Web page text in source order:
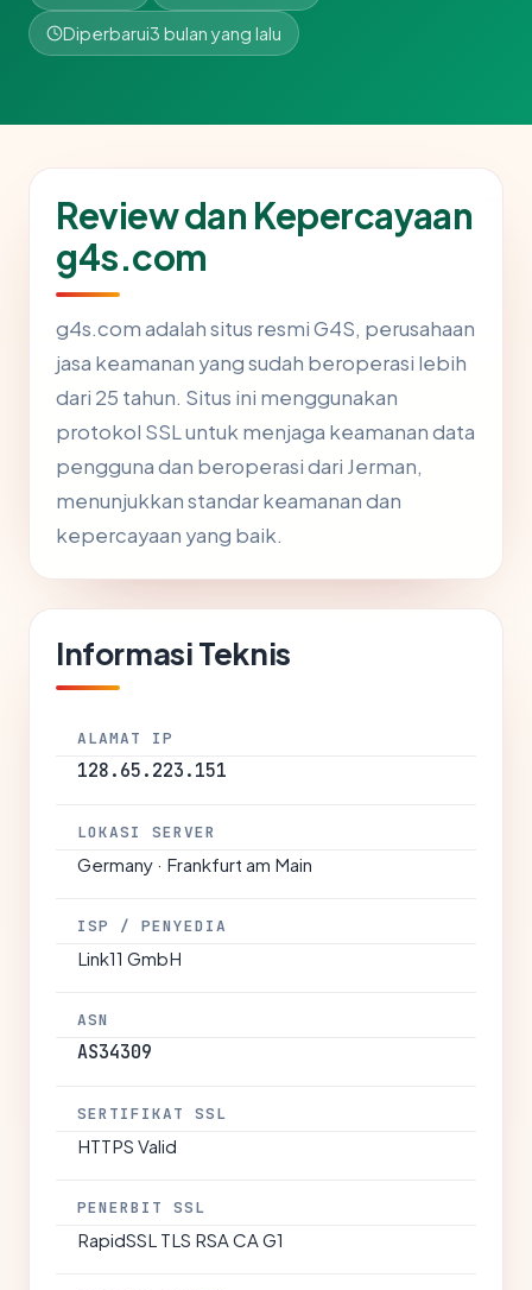
Diperbarui3 bulan yang lalu
Review dan Kepercayaan
g4s.com
g4s.com adalah situs resmi G4S, perusahaan
jasa keamanan yang sudah beroperasi lebih
dari 25 tahun. Situs ini menggunakan
protokol SSL untuk menjaga keamanan data
pengguna dan beroperasi dari Jerman,
menunjukkan standar keamanan dan
kepercayaan yang baik.
Informasi Teknis
ALAMAT IP
128.65.223.151
LOKASI SERVER
Germany · Frankfurt am Main
ISP / PENYEDIA
Link11 GmbH
ASN
AS34309
SERTIFIKAT SSL
HTTPS Valid
PENERBIT SSL
RapidSSL TLS RSA CA G1